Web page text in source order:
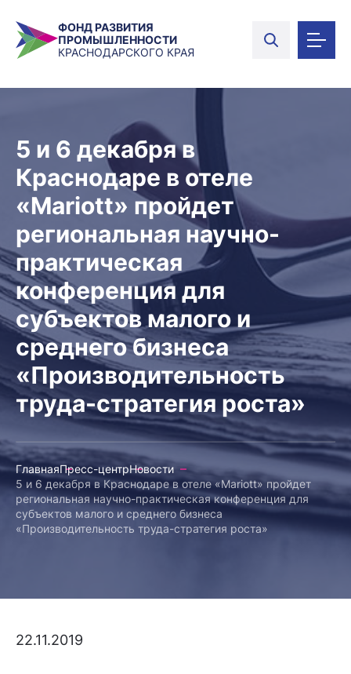
ФОНД РАЗВИТИЯ
ПРОМЫШЛЕННОСТИ
КРАСНОДАРСКОГО КРАЯ
5 и 6 декабря в
Краснодаре в отеле
«Mariott» пройдет
региональная научно-
практическая
конференция для
субъектов малого и
среднего бизнеса
«Производительность
труда-стратегия роста»
ГлавнаяПресс-центрНовости
5 и 6 декабря в Краснодаре в отеле «Mariott» пройдет
региональная научно-практическая конференция для
субъектов малого и среднего бизнеса
«Производительность труда-стратегия роста»
22.11.2019